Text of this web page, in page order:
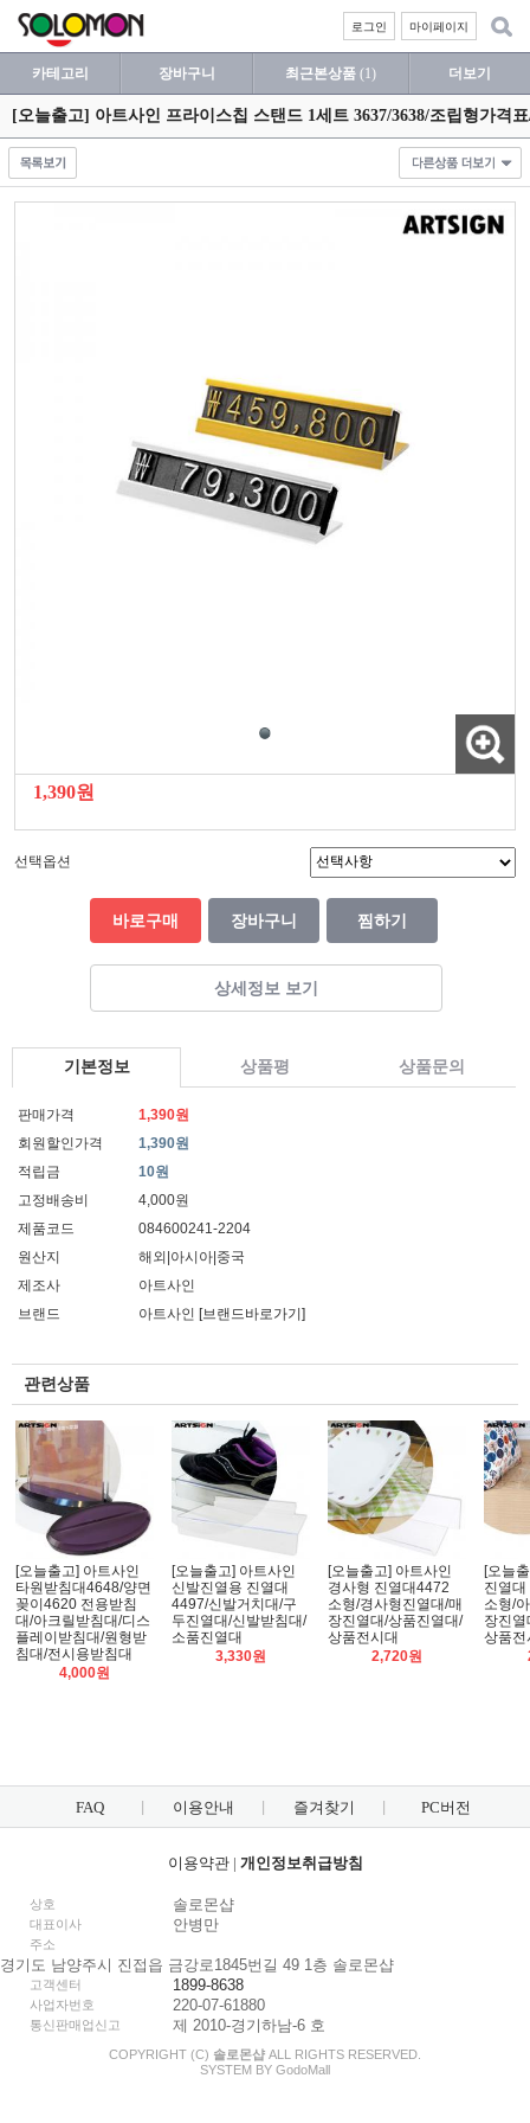
마이페이지
로그인
카테고리 장바구니 최근본상품 (1) 더보기
[오늘출고] 아트사인 프라이스칩 스탠드 1세트 3637/3638/조립형가격
1,390원
선택옵션
바로구매 장바구니 찜하기
상세정보 보기
기본정보 상품평 상품문의
판매가격
1,390원
회원할인가격
1,390원
적립금
10원
고정배송비
4,000원
제품코드
084600241-2204
원산지
해외|아시아|중국
제조사
아트사인
브랜드
아트사인 [브랜드바로가기]
관련상품
[오늘출고] 아트사인
타원받침대4648/양면
꽂이4620 전용받침
대/아크릴받침대/디스
플레이받침대/원형받
침대/전시용받침대
4,000원
[오늘출고] 아트사인
신발진열용 진열대
4497/신발거치대/구
두진열대/신발받침대/
소품진열대
3,330원
[오늘출고] 아트사인
경사형 진열대4472
소형/경사형진열대/매
장진열대/상품진열대/
상품전시대
2,720원
[오늘
진열
소형/
장진
상품전
FAQ 이용안내 즐겨찾기 PC버전
이용약관| 개인정보취급방침
상호 솔로몬샵
대표이사 안병만
주소
경기도 남양주시 진접읍 금강로1845번길 49 1층 솔로몬샵
고객센터 1899-8638
사업자번호 220-07-61880
통신판매업신고 제 2010-경기하남-6 호
COPYRIGHT (C) 솔로몬샵 ALL RIGHTS RESERVED.
SYSTEM BY GodoMall